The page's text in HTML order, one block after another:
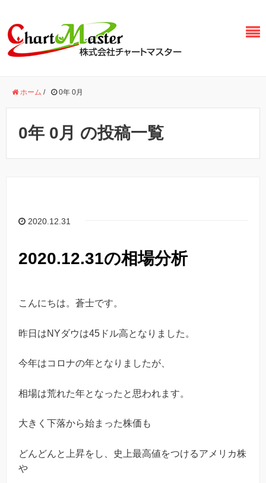
ホーム / 0年 0月
0年 0月 の投稿一覧
2020.12.31
2020.12.31の相場分析
こんにちは。蒼士です。
昨日はNYダウは45ドル高となりました。
今年はコロナの年となりましたが、
相場は荒れた年となったと思われます。
大きく下落から始まった株価も
どんどんと上昇をし、史上最高値をつけるアメリカ株
や